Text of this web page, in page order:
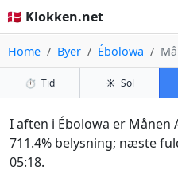
🇩🇰 Klokken.net
Home Byer Ébolowa
⏱️ Tid ☀️ Sol
I aften i Ébolowa er Månen
711.4% belysning; næste
05:18.